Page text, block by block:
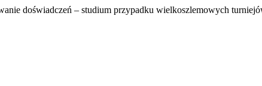
doświadczeń – studium przypadku wielkoszlemowych